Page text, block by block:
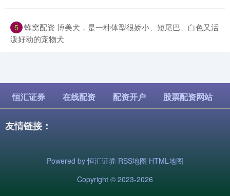
5 ​蜂窝配资 博美犬，是一种体型很娇小、短尾巴、白色又活
泼好动的宠物犬
恒汇证券 在线配资 配资开户 股票配资网站
友情链接：
Powered by恒汇证券 RSS地图 HTML地图
Copyright © 2023-2026